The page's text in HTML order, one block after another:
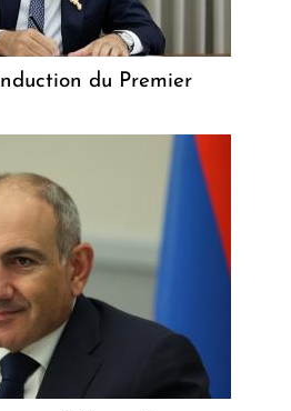
du Premier